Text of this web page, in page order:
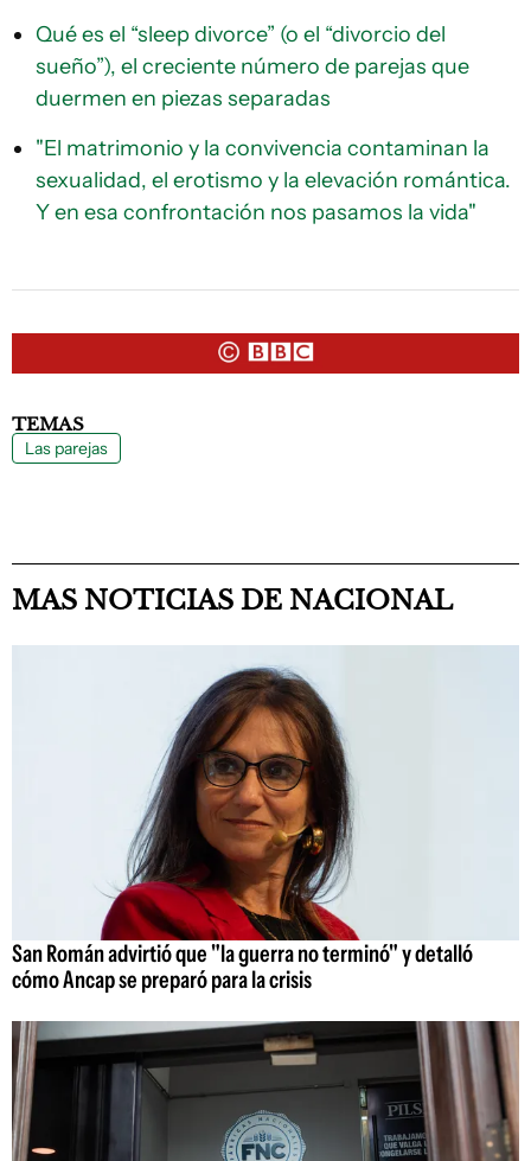
Qué es el “sleep divorce” (o el “divorcio del
sueño”), el creciente número de parejas que
duermen en piezas separadas
"El matrimonio y la convivencia contaminan la
sexualidad, el erotismo y la elevación romántica.
Y en esa confrontación nos pasamos la vida"
TEMAS
Las parejas
MAS NOTICIAS DE NACIONAL
San Román advirtió que "la guerra no terminó" y detalló
cómo Ancap se preparó para la crisis